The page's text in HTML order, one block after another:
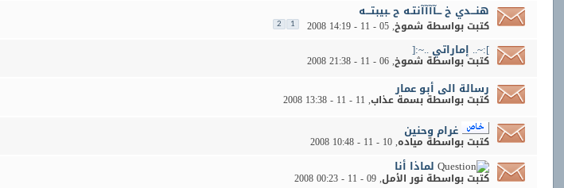
هنـــدي خ ـــآآآآنتـه ح ـبيبتـــه
كتبت بواسطة شموخ‏, 05 - 11 - 2008 14:19
1
2
]:~.. إماراتي ..~:[
كتبت بواسطة شموخ‏, 06 - 11 - 2008 21:38
رسالة الى أبو عمار
كتبت بواسطةبسمة عذاب‏, 11 - 11 - 2008 13:38
غرام وحنين
كتبت بواسطة مياده‏, 10 - 11 - 2008 10:48
لماذا أنا
كتبت بواسطةنور الأمل‏, 09 - 11 - 2008 00:23